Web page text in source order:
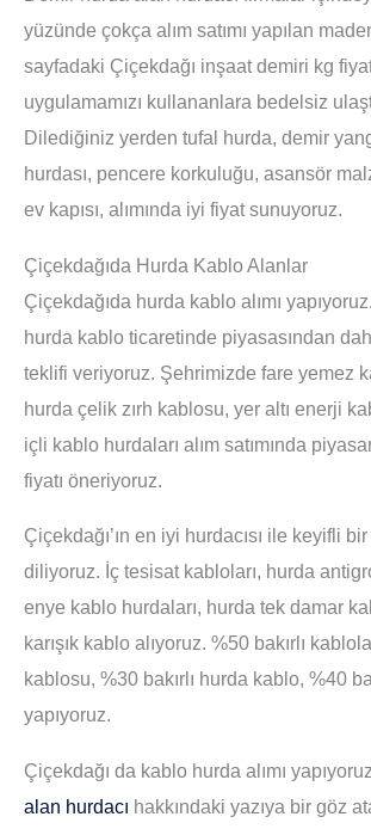
yüzünde çokça alım satımı yapılan
sayfadaki Çiçekdağı inşaat demiri kg
uygulamamızı kullananlara bedelsiz
Dilediğiniz yerden tufal hurda, demir
hurdası, pencere korkuluğu, asansör
ev kapısı, alımında iyi fiyat sunuyoruz.
Çiçekdağıda Hurda Kablo Alanlar
Çiçekdağıda hurda kablo alımı
hurda kablo ticaretinde piyasasından
teklifi veriyoruz. Şehrimizde fare yemez
hurda çelik zırh kablosu, yer altı enerji
içli kablo hurdaları alım satımında
fiyatı öneriyoruz.
Çiçekdağı’ın en iyi hurdacısı ile keyifli bir
diliyoruz. İç tesisat kabloları, hurda
enye kablo hurdaları, hurda tek damar
karışık kablo alıyoruz. %50 bakırlı
kablosu, %30 bakırlı hurda kablo, %40
yapıyoruz.
Çiçekdağı da kablo hurda alımı yapıyoruz.
alan hurdacı hakkındaki yazıya bir göz